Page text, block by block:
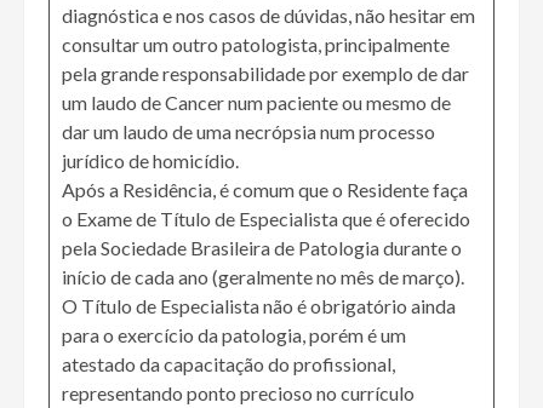
diagnóstica e nos casos de dúvidas, não hesitar em
consultar um outro patologista, principalmente
pela grande responsabilidade por exemplo de dar
um laudo de Cancer num paciente ou mesmo de
dar um laudo de uma necrópsia num processo
jurídico de homicídio.
Após a Residência, é comum que o Residente faça
o Exame de Título de Especialista que é oferecido
pela Sociedade Brasileira de Patologia durante o
início de cada ano (geralmente no mês de março).
O Título de Especialista não é obrigatório ainda
para o exercício da patologia, porém é um
atestado da capacitação do profissional,
representando ponto precioso no currículo